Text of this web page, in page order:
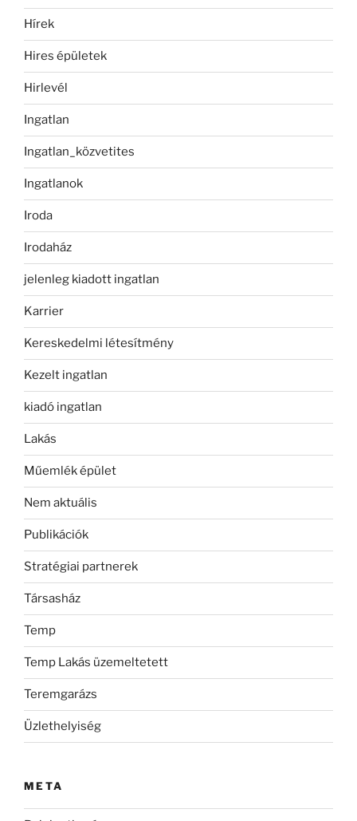
Hírek
Hires épületek
Hirlevél
Ingatlan
Ingatlan_közvetites
Ingatlanok
Iroda
Irodaház
jelenleg kiadott ingatlan
Karrier
Kereskedelmi létesítmény
Kezelt ingatlan
kiadó ingatlan
Lakás
Műemlék épület
Nem aktuális
Publikációk
Stratégiai partnerek
Társasház
Temp
Temp Lakás üzemeltetett
Teremgarázs
Üzlethelyiség
META